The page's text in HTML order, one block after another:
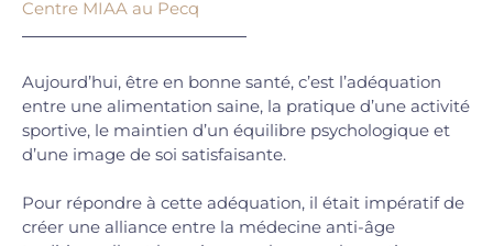
Centre MIAA au Pecq
Aujourd’hui, être en bonne santé, c’est l’adéquation
entre une alimentation saine, la pratique d’une activité
sportive, le maintien d’un équilibre psychologique et
d’une image de soi satisfaisante.
Pour répondre à cette adéquation, il était impératif de
créer une alliance entre la médecine anti-âge